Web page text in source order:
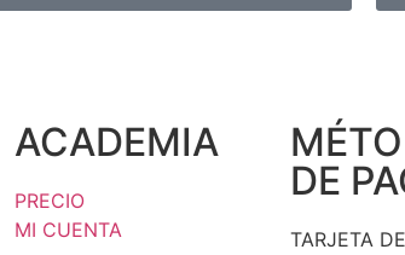
ACADEMIA
PRECIO
MI CUENTA
DE
TARJETA